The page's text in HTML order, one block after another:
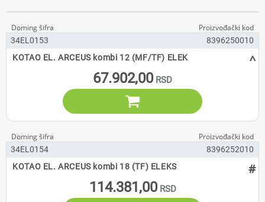
34EL0153
8396250010
KOTAO EL. ARCEUS kombi 12 (MF/TF) ELEK
67.902,00
^

34EL0154
8396252010
KOTAO EL. ARCEUS kombi 18 (TF) ELEKS
114.381,00
#